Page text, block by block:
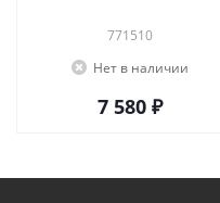
771510
Нет в наличии
7 580 ₽